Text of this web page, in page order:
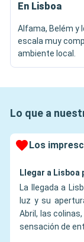
En Lisboa
Alfama, Belém y
escala muy
ambiente local.
Lo que a
Los
Llegar a Lisboa
La llegada a
luz y su
Abril, las
sensación de